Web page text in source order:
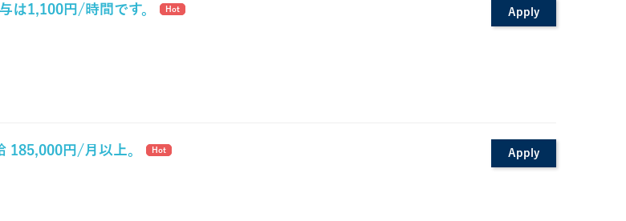
は1,100円/時間です。 Hot Apply
185,000円/月以上。 Hot Apply